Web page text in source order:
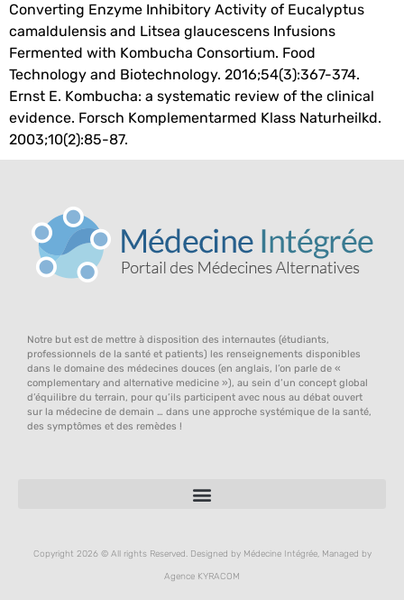
Converting Enzyme Inhibitory Activity of Eucalyptus
camaldulensis and Litsea glaucescens Infusions
Fermented with Kombucha Consortium. Food
Technology and Biotechnology. 2016;54(3):367-374.
Ernst E. Kombucha: a systematic review of the clinical
evidence. Forsch Komplementarmed Klass Naturheilkd.
2003;10(2):85-87.
Notre but est de mettre à disposition des internautes (étudiants,
professionnels de la santé et patients) les renseignements disponibles
dans le domaine des médecines douces (en anglais, l’on parle de «
complementary and alternative medicine »), au sein d’un concept global
d’équilibre du terrain, pour qu’ils participent avec nous au débat ouvert
sur la médecine de demain … dans une approche systémique de la santé,
des symptômes et des remèdes !
Copyright 2026 © All rights Reserved. Designed by Médecine Intégrée, Managed by
Agence KYRACOM